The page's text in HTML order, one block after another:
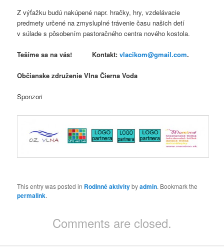
Z výťažku budú nakúpené napr. hračky, hry, vzdelávacie
predmety určené na zmysluplné trávenie času našich detí
v súlade s pôsobením pastoračného centra nového kostola.
Tešíme sa na vás! Kontakt:vlacikom@gmail.com.
Občianske združenie Vlna Čierna Voda
Sponzori
This entry was posted in Rodinné aktivitybyadmin. Bookmark the
permalink.
Comments are closed.